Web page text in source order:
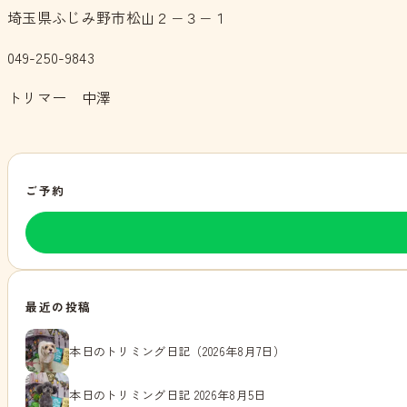
埼玉県ふじみ野市松山２−３−１
049-250-9843
トリマー 中澤
ご予約
最近の投稿
本日のトリミング日記（2026年8月7日）
本日のトリミング日記 2026年8月5日